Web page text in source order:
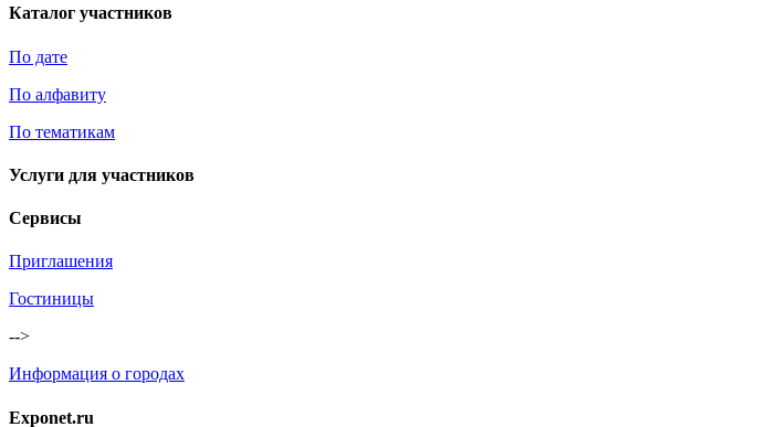
Каталог участников
По дате
По алфавиту
По тематикам
Услуги для участников
Сервисы
Приглашения
Гостиницы
-->
Информация о городах
Exponet.ru